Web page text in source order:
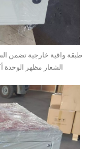
طبقة واقية خارجية تضمن
الشعار مظهر الوحدة